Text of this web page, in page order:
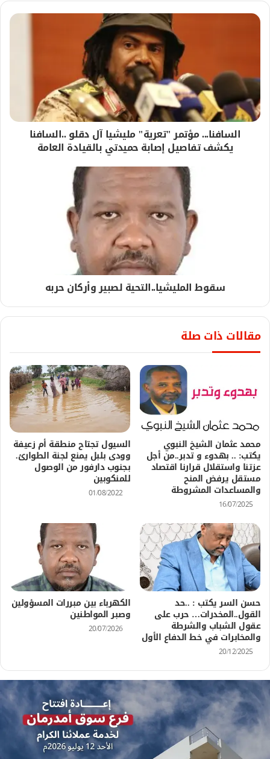
السافنا... مؤتمر "تعرية" مليشيا آل دقلو ..السافنا
يكشف تفاصيل إصابة حميدتي بالقيادة العامة
سقوط المليشيا..التحية لصبير وأركان حربه
مقالات ذات صلة
محمد عثمان الشيخ النبوي
يكتب: .. بهدوء و تدبر..من أجل
عزتنا واستقلال قرارنا اقتصاد
مستقل يرفض المنح
والمساعدات المشروطة
16/07/2025
السيول تجتاح منطقة أم زعيفة
وودى بلبل يمنع لجنة الطوارئ.
بجنوب دارفور من الوصول
للمنكوبين
01/08/2022
حسن السر يكتب : ..حد
القول..المخدرات… حرب على
عقول الشباب والشرطة
والمخابرات في خط الدفاع الأول
20/12/2025
الكهرباء بين مبررات المسؤولين
وصبر المواطنين
20/07/2026